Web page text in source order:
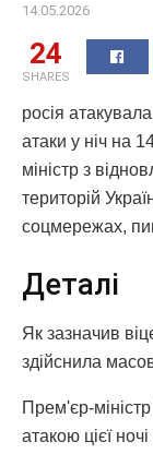
14.05.2026
24
SHARES
росія
атаки у ніч на
міністр з
територій
соцмережах,
Деталі
Як зазначив
здійснила
Прем'єр-
атакою цієї